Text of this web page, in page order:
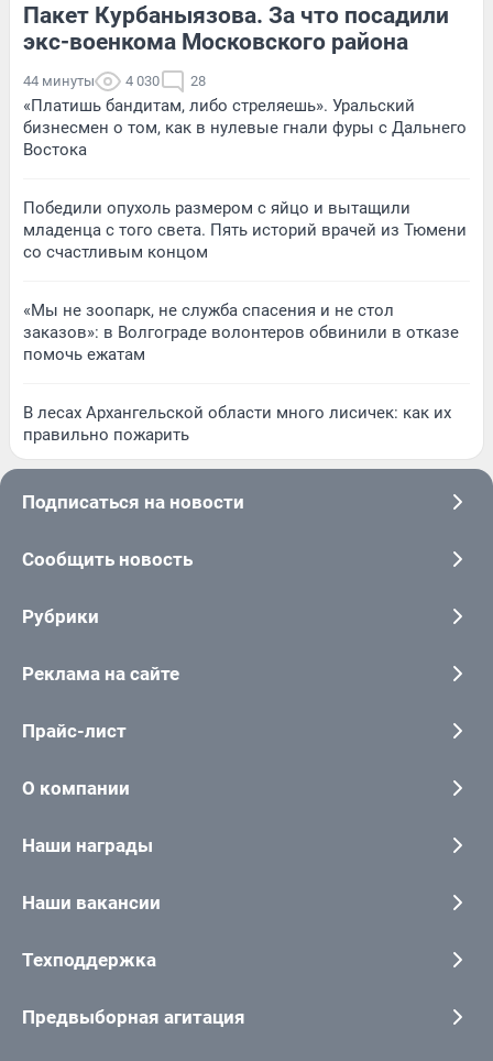
Пакет Курбаныязова. За что посадили
экс-военкома Московского района
44 минуты 4 030 28
«Платишь бандитам, либо стреляешь». Уральский
бизнесмен о том, как в нулевые гнали фуры с Дальнего
Востока
Победили опухоль размером с яйцо и вытащили
младенца с того света. Пять историй врачей из Тюмени
со счастливым концом
«Мы не зоопарк, не служба спасения и не стол
заказов»: в Волгограде волонтеров обвинили в отказе
помочь ежатам
В лесах Архангельской области много лисичек: как их
правильно пожарить
Подписаться на новости
Сообщить новость
Рубрики
Реклама на сайте
Прайс-лист
О компании
Наши награды
Наши вакансии
Техподдержка
Предвыборная агитация